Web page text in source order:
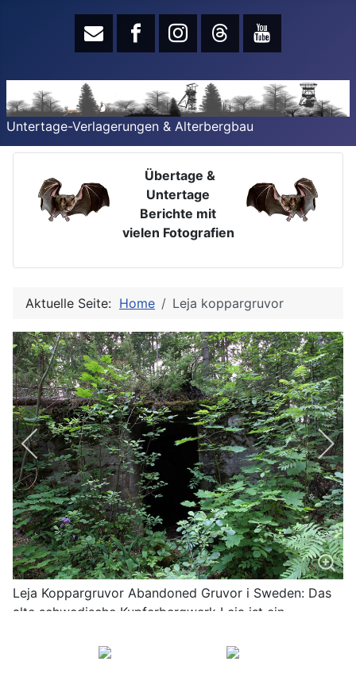
Untertage-Verlagerungen & Alterbergbau
Übertage &
Untertage
Berichte mit
vielen Fotografien
Aktuelle Seite: Home Leja koppargruvor
Leja Koppargruvor Abandoned Gruvor i Sweden: Das
alte schwedische Kupferbergwerk Leja ist ein